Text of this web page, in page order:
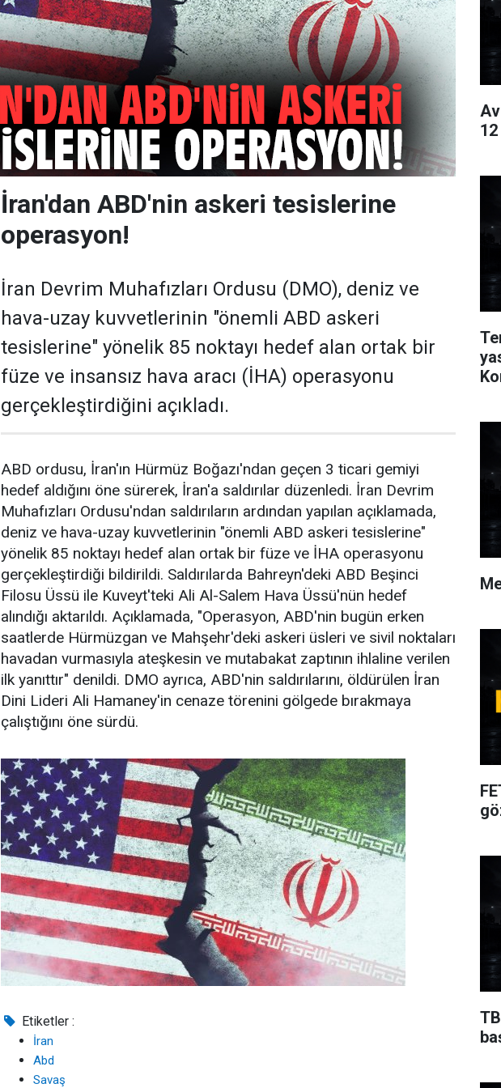
İran'dan ABD'nin askeri tesislerine
operasyon!
İran Devrim Muhafızları Ordusu (DMO), deniz ve
hava-uzay kuvvetlerinin "önemli ABD askeri
tesislerine" yönelik 85 noktayı hedef alan ortak bir
füze ve insansız hava aracı (İHA) operasyonu
gerçekleştirdiğini açıkladı.
ABD ordusu, İran'ın Hürmüz Boğazı'ndan geçen 3 ticari gemiyi
hedef aldığını öne sürerek, İran'a saldırılar düzenledi. İran Devrim
Muhafızları Ordusu'ndan saldırıların ardından yapılan açıklamada,
deniz ve hava-uzay kuvvetlerinin "önemli ABD askeri tesislerine"
yönelik 85 noktayı hedef alan ortak bir füze ve İHA operasyonu
gerçekleştirdiği bildirildi. Saldırılarda Bahreyn'deki ABD Beşinci
Filosu Üssü ile Kuveyt'teki Ali Al-Salem Hava Üssü'nün hedef
alındığı aktarıldı. Açıklamada, "Operasyon, ABD'nin bugün erken
saatlerde Hürmüzgan ve Mahşehr'deki askeri üsleri ve sivil noktaları
havadan vurmasıyla ateşkesin ve mutabakat zaptının ihlaline verilen
ilk yanıttır" denildi. DMO ayrıca, ABD'nin saldırılarını, öldürülen İran
Dini Lideri Ali Hamaney'in cenaze törenini gölgede bırakmaya
çalıştığını öne sürdü.
Etiketler :
İran
Abd
Savaş